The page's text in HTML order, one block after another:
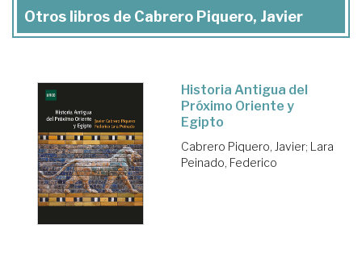
Otros libros de Cabrero Piquero, Javier
Historia Antigua del
Próximo Oriente y
Egipto
Cabrero Piquero, Javier; Lara
Peinado, Federico